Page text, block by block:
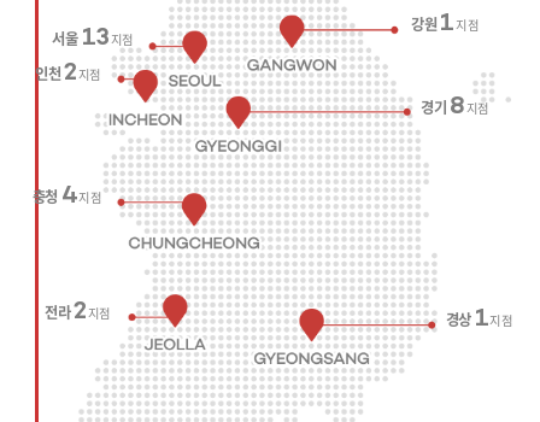
서울 13지점
인천2지점
경기 8지점
강원 1지점
충청 4지점
전라2지점 경상 1지점